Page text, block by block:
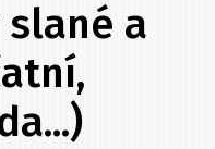
slané a